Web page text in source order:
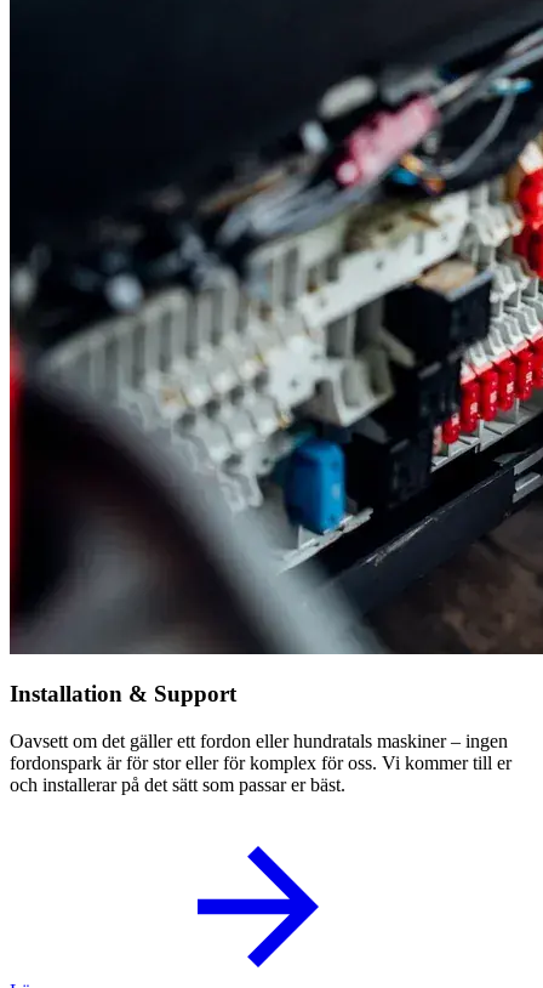
Installation & Support
Oavsett om det gäller ett fordon eller hundratals maskiner – ingen
fordonspark är för stor eller för komplex för oss. Vi kommer till er
och installerar på det sätt som passar er bäst.